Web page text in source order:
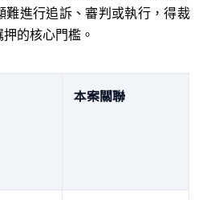
難進行追訴、審判或執行，得裁
的核心門檻。
本案關聯